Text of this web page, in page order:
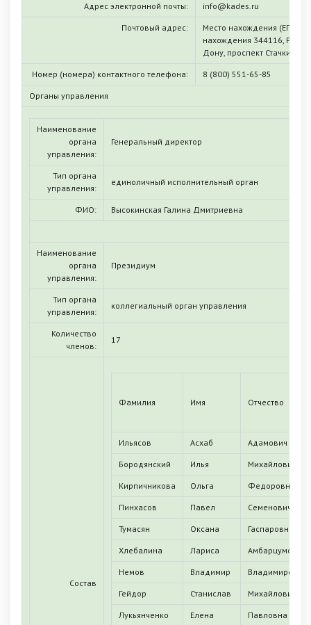
Адрес электронной почты: info@kades.ru
Почтовый адрес:
Место нахождения
нахождения 344116,
Дону, проспект Стачки, д.
Номер (номера) контактного телефона: 8 (800) 551-65-85
Органы управления
Наименование
органа
управления:
Генеральный директор
Тип органа
управления:
единоличный исполнительный орган
ФИО: Высокинская Галина Дмитриевна
Наименование
органа
управления:
Президиум
Тип органа
управления:
коллегиальный орган управления
Количество
членов:
17
Состав
Фамилия Имя Отчество
Ильясов Асхаб Адамович
Бородянский Илья Михайлович
Кирпичникова Ольга Федоровна
Пинхасов Павел Семенович
Тумасян Оксана Гаспаровна
Хлебалина Лариса Амбарцумовна
Немов Владимир Владимирович
Гейдор Станислав Михайлович
Лукьянченко Елена Павловна